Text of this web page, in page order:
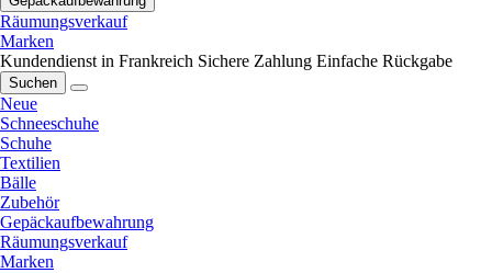
Räumungsverkauf
Marken
Kundendienst in Frankreich Sichere Zahlung Einfache Rückgabe
Suchen
Neue
Schneeschuhe
Schuhe
Textilien
Bälle
Zubehör
Gepäckaufbewahrung
Räumungsverkauf
Marken